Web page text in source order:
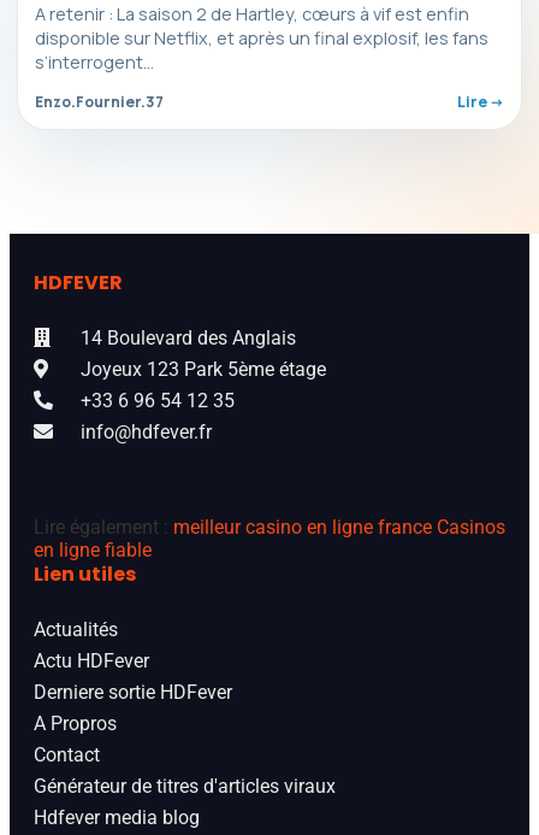
A retenir : La saison 2 de Hartley, cœurs à vif est enfin
disponible sur Netflix, et après un final explosif, les fans
s’interrogent…
Enzo.Fournier.37 Lire ->
HDFEVER
14 Boulevard des Anglais
Joyeux 123 Park 5ème étage
+33 6 96 54 12 35
info@hdfever.fr
Lire également : meilleur casino en ligne france Casinos
en ligne fiable
Lien utiles
Actualités
Actu HDFever
Derniere sortie HDFever
A Propros
Contact
Générateur de titres d'articles viraux
Hdfever media blog